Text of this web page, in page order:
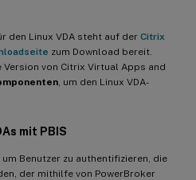
den Linux VDA steht auf der Citrix
zum Download bereit.
von Citrix Virtual Apps and
, um den Linux VDA-
mit PBIS
Benutzer zu authentifizieren, die
der mithilfe von PowerBroker